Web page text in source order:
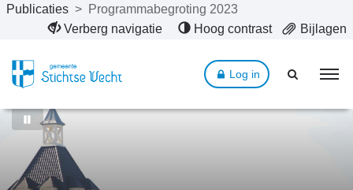
Naar hoofdinhoud
Publicaties > Programmabegroting 2023
Verberg navigatie
Hoog contrast Bijlagen
Log in